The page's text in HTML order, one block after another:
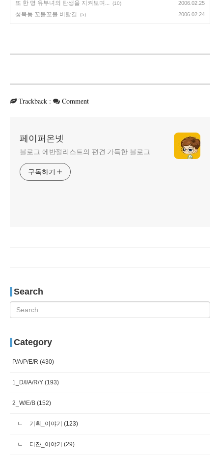
또 한 명 유부녀의 탄생을 지켜보며... (10) 2006.02.25
성북동 꼬불꼬불 비탈길 (5) 2006.02.24
Trackback : Comment
페이퍼온넷
블로그 에반절리스트의 편견 가득한 블로그
구독하기
Search
Category
P/A/P/E/R (430)
1_D/I/A/R/Y (193)
2_W/E/B (152)
기획_이야기 (123)
디쟌_이야기 (29)